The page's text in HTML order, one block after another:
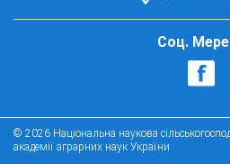
Соц.
© 2026 Національна наукова
академії аграрних наук України